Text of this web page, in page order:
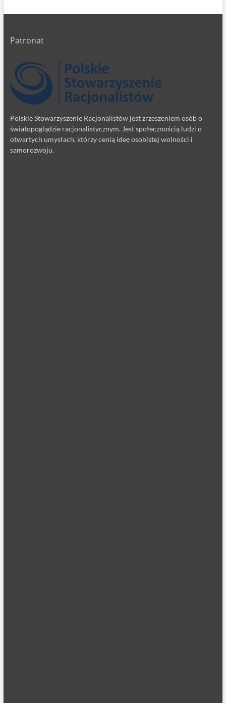
Patronat
Polskie Stowarzyszenie Racjonalistów jest zrzeszeniem osób o
światopoglądzie racjonalistycznym. Jest społecznością ludzi o
otwartych umysłach, którzy cenią ideę osobistej wolności i
samorozwoju.